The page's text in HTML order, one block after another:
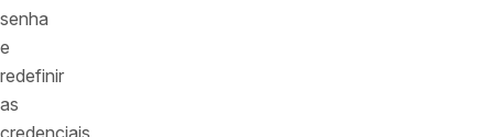
senha
e
redefinir
as
credenciais